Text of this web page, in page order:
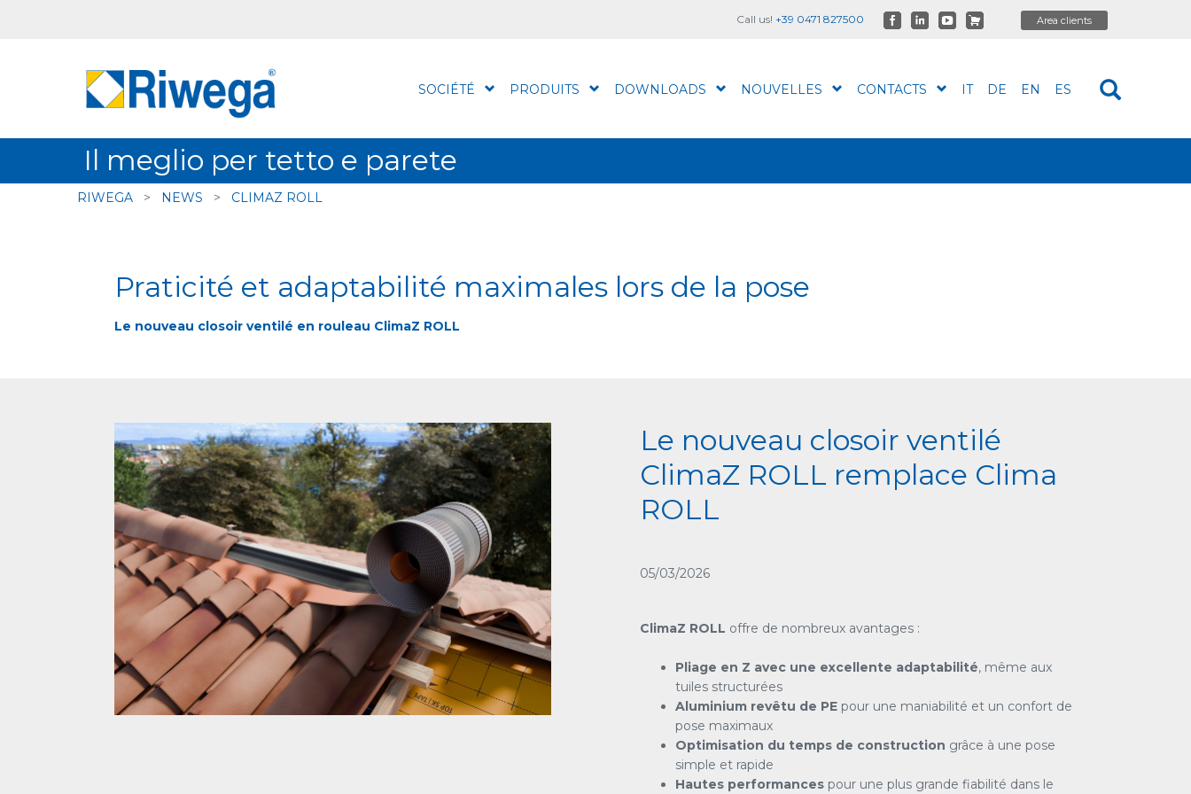
SOCIÉTÉ PRODUITS DOWNLOADS NOUVELLES CONTACTS IT DE EN ES
Call us! +39 0471 827500
Il meglio per tetto e parete
RIWEGA > NEWS > CLIMAZ ROLL
Praticité et adaptabilité maximales lors de la pose
Le nouveau closoir ventilé en rouleau ClimaZ ROLL
Le nouveau closoir ventilé
ClimaZ ROLL remplace Clima
ROLL
05/03/2026
ClimaZ ROLL offre de nombreux avantages :
Pliage en Z avec une excellente adaptabilité, même aux
tuiles structurées
Aluminium revêtu de PE pour une maniabilité et un confort de
pose maximaux
Optimisation du temps de construction grâce à une pose
simple et rapide
Hautes performances pour une plus grande fiabilité dans le